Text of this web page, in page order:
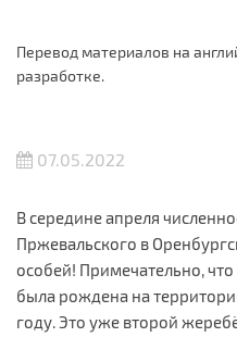
Перевод материалов на
разработке.
07.05.2022
В середине апреля
Пржевальского в
особей! Примечательно,
была рождена на
году. Это уже второй